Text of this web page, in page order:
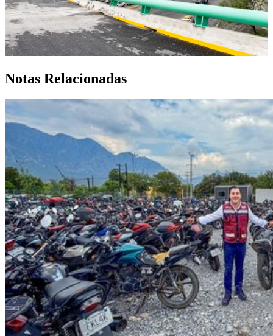
Notas Relacionadas